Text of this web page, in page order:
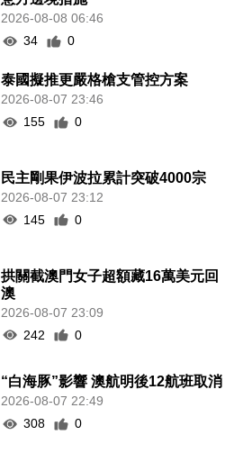
2026-08-08 06:46
34
0
泰國擬推更嚴格槍支管控方案
2026-08-07 23:46
155
0
民主剛果伊波拉累計突破4000宗
2026-08-07 23:12
145
0
拱關截澳門女子超額藏16萬美元回
澳
2026-08-07 23:09
242
0
“白海豚”影響 澳航明後12航班取消
2026-08-07 22:49
308
0